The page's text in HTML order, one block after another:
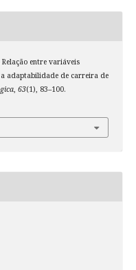
entre variáveis
adaptabilidade de carreira de
, 63(1), 83–100.